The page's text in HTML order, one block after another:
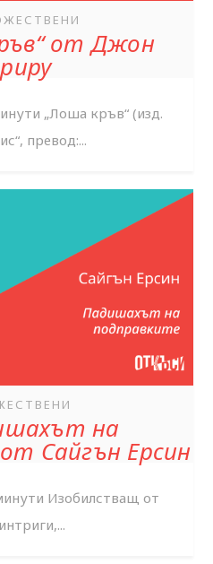
от Джон
„Лоша кръв“ (изд.
превод:...
на
Сайгън Ерсин
Изобилстващ от